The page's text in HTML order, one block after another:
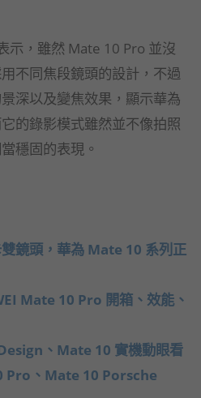
示，雖然 Mate 10 Pro 並沒
不同焦段鏡頭的設計，不過
深以及變焦效果，顯示華為
的錄影模式雖然並不像拍照
穩固的表現。
鏡頭，華為 Mate 10 系列正
Mate 10 Pro 開箱、效能、
、Mate 10 實機動眼看
Pro、Mate 10 Porsche